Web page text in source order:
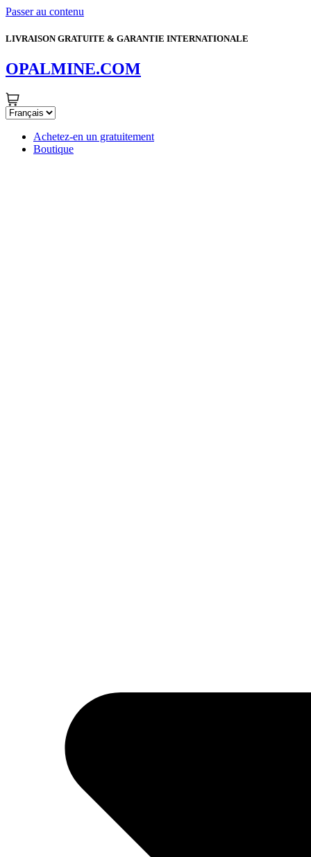
Passer au contenu
LIVRAISON GRATUITE & GARANTIE INTERNATIONALE
OPALMINE.COM
Achetez-en un gratuitement
Boutique